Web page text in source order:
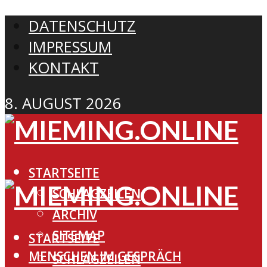
DATENSCHUTZ
IMPRESSUM
KONTAKT
8. AUGUST 2026
STARTSEITE
SCHLAGZEILEN
ARCHIV
SITEMAP
MENSCHEN IM GESPRÄCH
STARTSEITE
SCHLAGZEILEN